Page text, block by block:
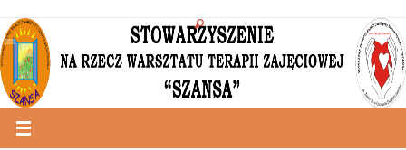
Przejdź
do
treści